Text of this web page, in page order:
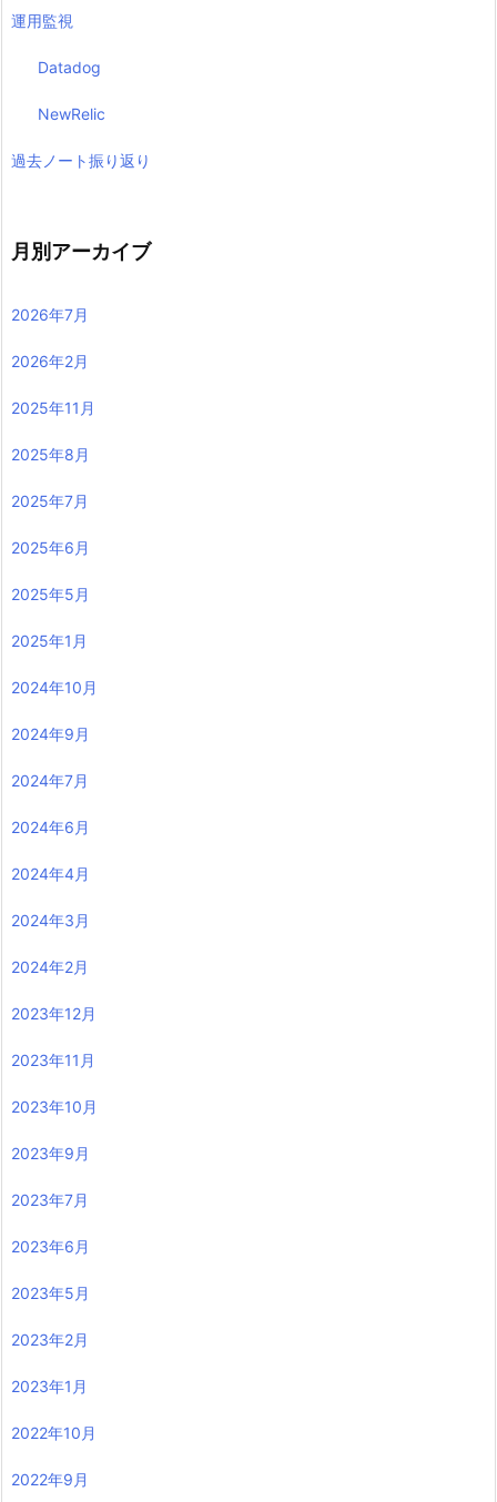
運用監視
Datadog
NewRelic
過去ノート振り返り
月別アーカイブ
2026年7月
2026年2月
2025年11月
2025年8月
2025年7月
2025年6月
2025年5月
2025年1月
2024年10月
2024年9月
2024年7月
2024年6月
2024年4月
2024年3月
2024年2月
2023年12月
2023年11月
2023年10月
2023年9月
2023年7月
2023年6月
2023年5月
2023年2月
2023年1月
2022年10月
2022年9月